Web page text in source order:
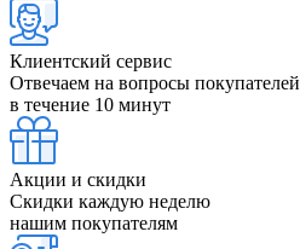
Клиентский сервис
Отвечаем на вопросы покупателей
в течение 10 минут
Акции и скидки
Скидки каждую неделю
нашим покупателям